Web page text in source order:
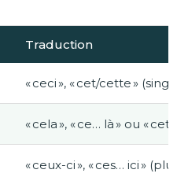
Traduction
« ceci », « cet/cette »
« cela », « ce… là » ou «
« ceux-ci », « ces… ici »